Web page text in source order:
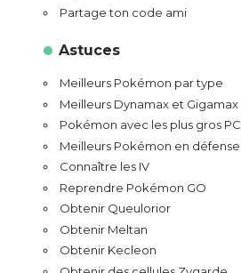
Partage ton code ami
Astuces
Meilleurs Pokémon par type
Meilleurs Dynamax et Gigamax
Pokémon avec les plus gros PC
Meilleurs Pokémon en défense
Connaître les IV
Reprendre Pokémon GO
Obtenir Queulorior
Obtenir Meltan
Obtenir Kecleon